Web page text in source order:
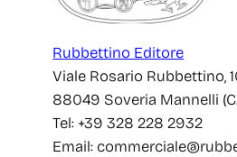
Rubbettino Editore
Viale Rosario Rubbettino,
88049 Soveria Mannelli
Tel: +39 328 228 2932
Email: